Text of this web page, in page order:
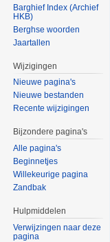
Barghief Index (Archief
HKB)
Berghse woorden
Jaartallen
Wijzigingen
Nieuwe pagina's
Nieuwe bestanden
Recente wijzigingen
Bijzondere pagina's
Alle pagina's
Beginnetjes
Willekeurige pagina
Zandbak
Hulpmiddelen
Verwijzingen naar deze
pagina